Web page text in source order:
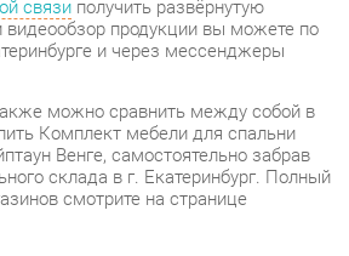
Комплект мебели для спальни
Венге, самостоятельно забрав
склада в г. Екатеринбург. Полный
смотрите на странице
Лдсп
Кейптаун/венге